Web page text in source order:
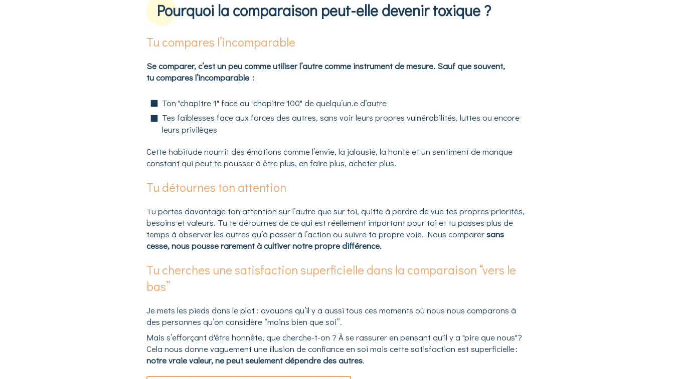
Pourquoi la comparaison peut-elle devenir toxique ?
Tu compares l’incomparable
Se comparer, c’est un peu comme utiliser l’autre comme instrument de mesure. Sauf que souvent,
tu compares l’incomparable :
Ton "chapitre 1" face au "chapitre 100" de quelqu’un.e d’autre
Tes faiblesses face aux forces des autres, sans voir leurs propres vulnérabilités, luttes ou encore
leurs privilèges
Cette habitude nourrit des émotions comme l’envie, la jalousie, la honte et un sentiment de manque
constant qui peut te pousser à être plus, en faire plus, acheter plus.
Tu détournes ton attention
Tu portes davantage ton attention sur l’autre que sur toi, quitte à perdre de vue tes propres priorités,
besoins et valeurs. Tu te détournes de ce qui est réellement important pour toi et tu passes plus de
temps à observer les autres qu’à passer à l’action ou suivre ta propre voie. Nous comparersans
cesse, nous pousse rarement à cultiver notre propre différence.
Tu cherches une satisfaction superficielle dans la comparaison “vers le
bas”
Je mets les pieds dans le plat : avouons qu’il y a aussi tous ces moments où nous nous comparons à
des personnes qu’on considère “moins bien que soi”.
Mais s’efforçant d'être honnête, que cherche-t-on ? À se rassurer en pensant qu'il y a "pire que nous"?
Cela nous donne vaguement une illusion de confiance en soi mais cette satisfaction est superficielle :
notre vraie valeur, ne peut seulement dépendre des autres.